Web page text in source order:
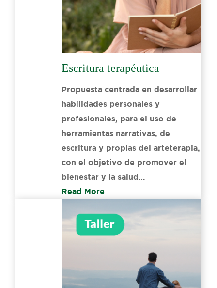
Escritura terapéutica
Propuesta centrada en desarrollar
habilidades personales y
profesionales, para el uso de
herramientas narrativas, de
escritura y propias del arteterapia,
con el objetivo de promover el
bienestar y la salud…
Read More